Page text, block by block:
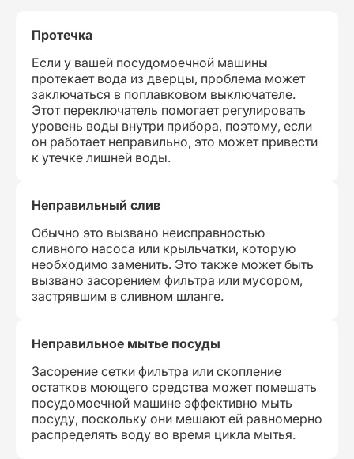
Протечка
Если у вашей посудомоечной машины
протекает вода из дверцы, проблема может
заключаться в поплавковом выключателе.
Этот переключатель помогает регулировать
уровень воды внутри прибора, поэтому, если
он работает неправильно, это может привести
к утечке лишней воды.
Неправильный слив
Обычно это вызвано неисправностью
сливного насоса или крыльчатки, которую
необходимо заменить. Это также может быть
вызвано засорением фильтра или мусором,
застрявшим в сливном шланге.
Неправильное мытье посуды
Засорение сетки фильтра или скопление
остатков моющего средства может помешать
посудомоечной машине эффективно мыть
посуду, поскольку они мешают ей равномерно
распределять воду во время цикла мытья.